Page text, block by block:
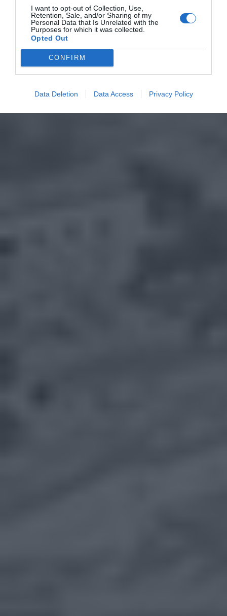
I want to opt-out of Collection, Use,
Retention, Sale, and/or Sharing of my
Personal Data that Is Unrelated with the
Purposes for which it was collected.
Opted Out
CONFIRM
Data Deletion Data Access Privacy Policy